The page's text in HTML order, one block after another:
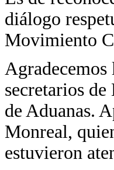
diálogo
Movimiento
secretarios
de Aduanas.
Monreal,
estuvieron